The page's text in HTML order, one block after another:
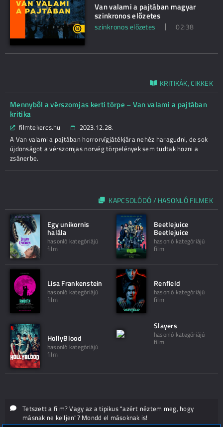
Van valami a pajtában magyar
szinkronos előzetes
szinkronos előzetes 02:38
KRITIKÁK, CIKKEK
Mennyből a vérszomjas kerti törpe – Van valami a pajtában
kritika
filmtekercs.hu
2023.12.28.
A Van valami a pajtában horrorvígjátékjára nehéz haragudni, de sok
újdonságot a vérszomjas norvég törpelények sem tudtak hozni a
zsánerbe.
KAPCSOLÓDÓ / HASONLÓ FILMEK
Egy unikornis
halála
hasonló kategóriájú
film
Beetlejuice
Beetlejuice
hasonló kategóriájú
film
Lisa Frankenstein
hasonló kategóriájú
film
Renfield
hasonló kategóriájú
film
HollyBlood
hasonló kategóriájú
film
Slayers
hasonló kategóriájú
film
Tetszett a film? Vagy az a tipikus "azért néztem meg, hogy
másnak ne kelljen"? Mondd el másoknak is!